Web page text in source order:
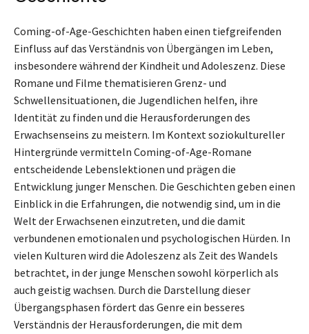
Coming-of-Age-Geschichten haben einen tiefgreifenden
Einfluss auf das Verständnis von Übergängen im Leben,
insbesondere während der Kindheit und Adoleszenz. Diese
Romane und Filme thematisieren Grenz- und
Schwellensituationen, die Jugendlichen helfen, ihre
Identität zu finden und die Herausforderungen des
Erwachsenseins zu meistern. Im Kontext soziokultureller
Hintergründe vermitteln Coming-of-Age-Romane
entscheidende Lebenslektionen und prägen die
Entwicklung junger Menschen. Die Geschichten geben einen
Einblick in die Erfahrungen, die notwendig sind, um in die
Welt der Erwachsenen einzutreten, und die damit
verbundenen emotionalen und psychologischen Hürden. In
vielen Kulturen wird die Adoleszenz als Zeit des Wandels
betrachtet, in der junge Menschen sowohl körperlich als
auch geistig wachsen. Durch die Darstellung dieser
Übergangsphasen fördert das Genre ein besseres
Verständnis der Herausforderungen, die mit dem